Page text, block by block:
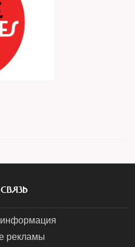
информация
рекламы